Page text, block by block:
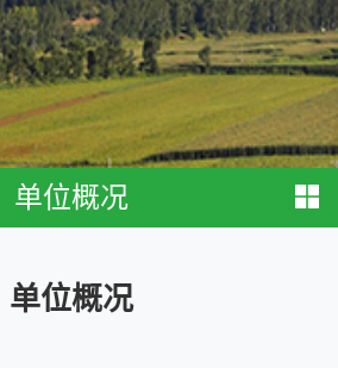
单位概况
单位概况